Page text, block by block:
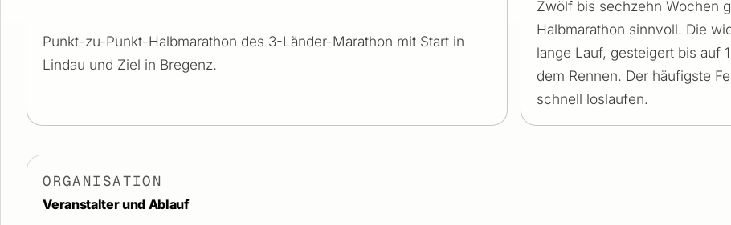
Punkt-zu-Punkt-Halbmarathon des 3-Länder-Marathon mit Start in
Lindau und Ziel in Bregenz.
Zwölf bis sechzehn Wochen
Halbmarathon sinnvoll. Die
lange Lauf, gesteigert bis auf
dem Rennen. Der häufigste
schnell loslaufen.
ORGANISATION
Veranstalter und Ablauf